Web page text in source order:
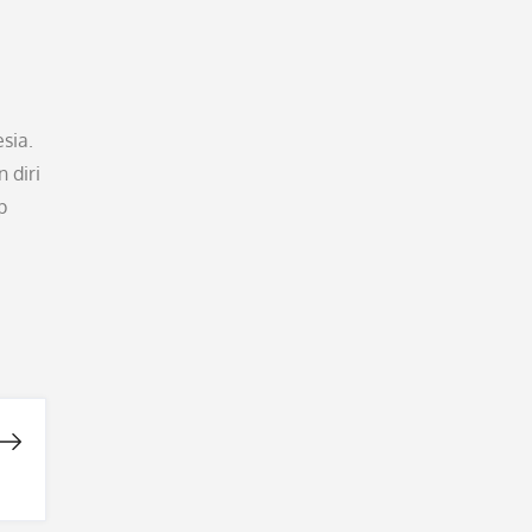
diri